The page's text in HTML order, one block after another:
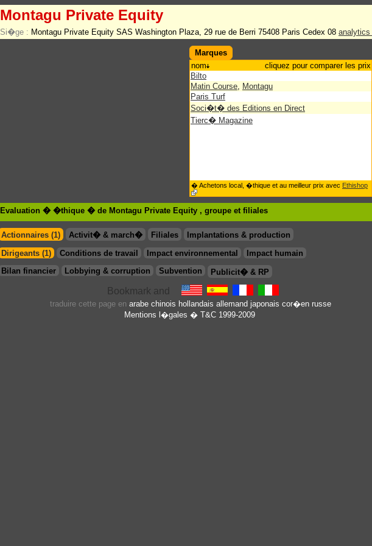
Montagu Private Equity
Si�ge : Montagu Private Equity SAS Washington Plaza, 29 rue de Berri 75408 Paris Cedex 08 analytics
Marques
nom
cliquez pour comparer les prix
Bilto
Matin Course, Montagu
Paris Turf
Soci�t� des Editions en Direct
Tierc� Magazine
� Achetons local, �thique et au meilleur prix avec Ethishop
Evaluation � �thique � de Montagu Private Equity , groupe et filiales
Actionnaires (1) Activit� & march� Filiales
Implantations & production
Dirigeants (1)
Conditions de travail Impact environnemental
Impact humain
Bilan financier
Lobbying & corruption Subvention Publicit� & RP
traduire cette page en arabe chinois hollandais allemand japonais cor�en russe
Mentions l�gales � T&C 1999-2009